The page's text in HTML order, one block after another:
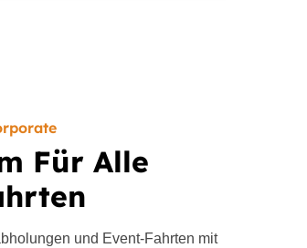
Für Alle
und Event-Fahrten mit